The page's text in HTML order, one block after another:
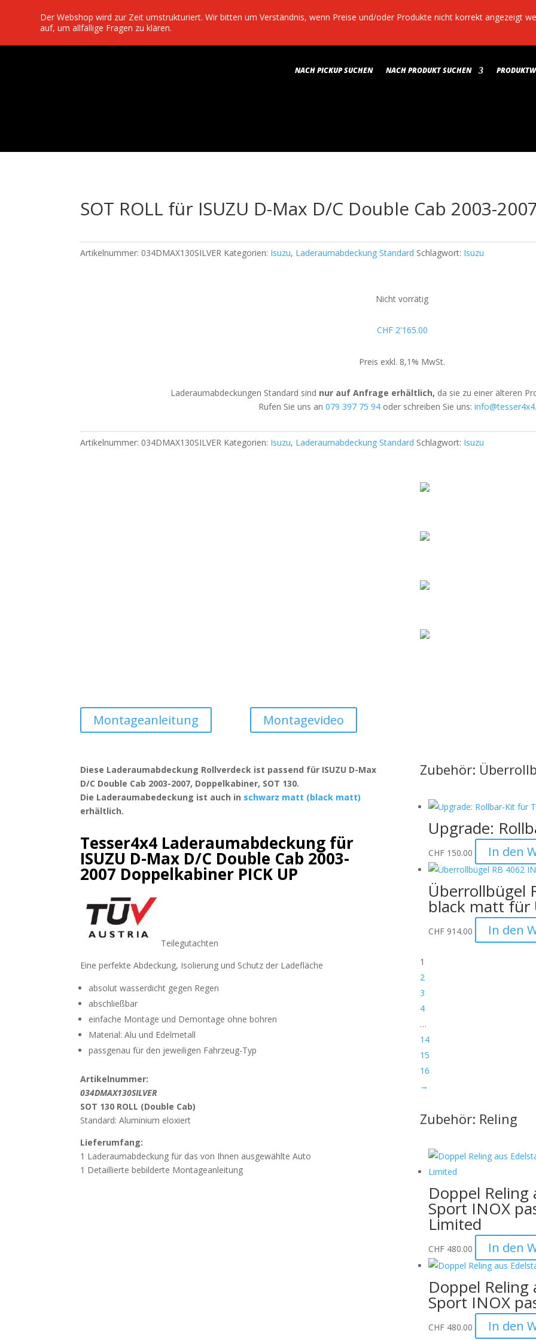
Der Webshop wird zur Zeit umstrukturiert. Wir bitten um Verständnis, wenn Preise und/oder Produkte nicht korrekt angezeigt
auf, um allfällige Fragen zu klären.
NACH PICKUP SUCHEN NACH PRODUKT SUCHEN
SOT ROLL für ISUZU D-Max D/C Double Cab 2003-2007
Artikelnummer: 034DMAX130SILVER Kategorien: Isuzu, Laderaumabdeckung Standard Schlagwort: Isuzu
Nicht vorrätig
CHF2'165.00
Preis exkl. 8,1% MwSt.
Laderaumabdeckungen Standard sind nur auf Anfrage erhältlich, da sie zu einer älteren
Rufen Sie uns an 079 397 75 94 oder schreiben Sie uns:
Artikelnummer: 034DMAX130SILVER Kategorien: Isuzu, Laderaumabdeckung Standard Schlagwort: Isuzu
Montageanleitung Montagevideo
Diese Laderaumabdeckung Rollverdeck ist passend für ISUZU D-Max
D/C Double Cab 2003-2007, Doppelkabiner, SOT 130.
Die Laderaumabedeckung ist auch in schwarz matt (black matt)
erhältlich.
Tesser4x4 Laderaumabdeckung für
ISUZU D-Max D/C Double Cab 2003-
2007 Doppelkabiner PICK UP
Teilegutachten
Eine perfekte Abdeckung, Isolierung und Schutz der Ladefläche
absolut wasserdicht gegen Regen
abschließbar
einfache Montage und Demontage ohne bohren
Material: Alu und Edelmetall
passgenau für den jeweiligen Fahrzeug-Typ
Artikelnummer:
034DMAX130SILVER
SOT 130 ROLL (Double Cab)
Standard: Aluminium eloxiert
Lieferumfang:
1 Laderaumabdeckung für das von Ihnen ausgewählte Auto
1 Detaillierte bebilderte Montageanleitung
Zubehör:
Upgrade:
CHF150.00 In den
Überrollbügel
black matt für
CHF914.00 In den
1
2
3
4
…
14
15
16
→
Zubehör: Reling
Doppel Reling
Sport INOX
Limited
CHF480.00 In den
Doppel Reling
Sport INOX
CHF480.00 In den